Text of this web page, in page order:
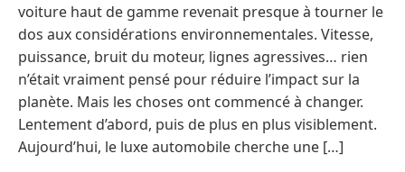
voiture haut de gamme revenait presque à tourner le
dos aux considérations environnementales. Vitesse,
puissance, bruit du moteur, lignes agressives… rien
n’était vraiment pensé pour réduire l’impact sur la
planète. Mais les choses ont commencé à changer.
Lentement d’abord, puis de plus en plus visiblement.
Aujourd’hui, le luxe automobile cherche une […]